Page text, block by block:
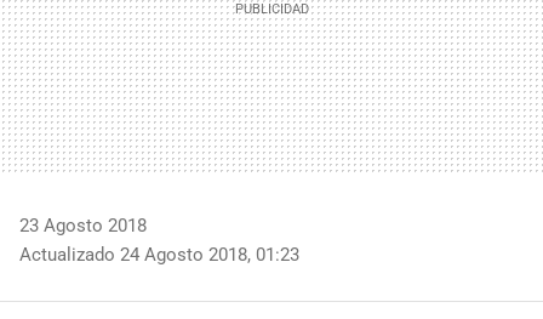
23 Agosto 2018
Actualizado 24 Agosto 2018, 01:23